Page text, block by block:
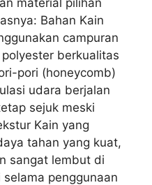
Bahan Kain
campuran
berkualitas
pori (honeycomb)
udara berjalan
sejuk meski
Kain yang
tahan yang kuat,
sangat lembut di
penggunaan